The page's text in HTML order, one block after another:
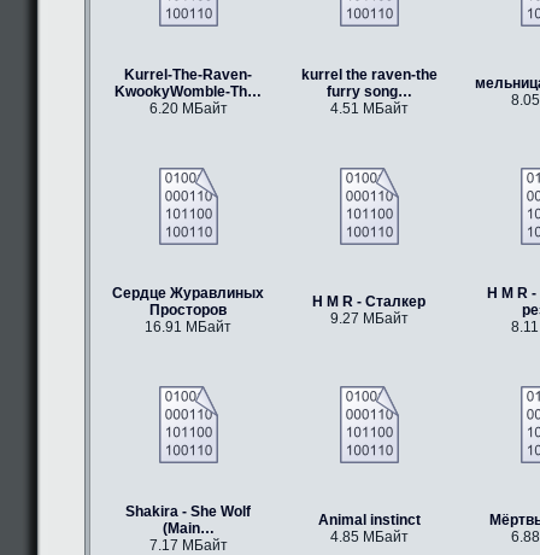
Kurrel-The-Raven-
KwookyWomble-Th…
6.20 МБайт
kurrel the raven-the
furry song…
4.51 МБайт
Сердце Журавлиных
Просторов
16.91 МБайт
H M R - Сталкер
9.27 МБайт
H M R
Shakira - She Wolf
(Main…
7.17 МБайт
Animal instinct
4.85 МБайт